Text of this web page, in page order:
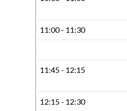
11:00 - 11:30
11:45 - 12:15
12:15 - 12:30